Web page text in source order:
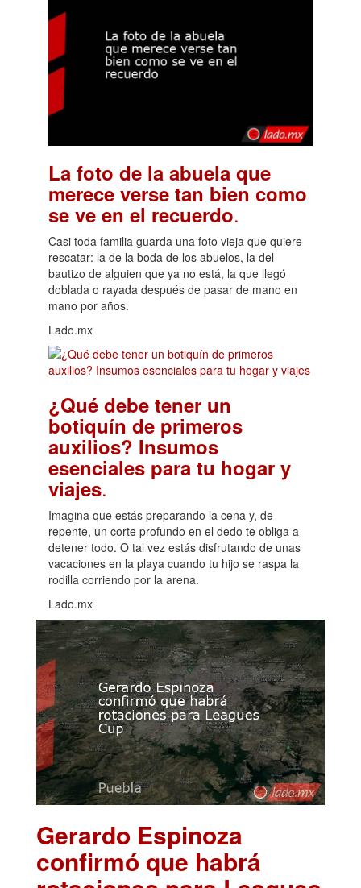
La foto de la abuela que
merece verse tan bien como
se ve en el recuerdo.
Casi toda familia guarda una foto vieja que quiere
rescatar: la de la boda de los abuelos, la del
bautizo de alguien que ya no está, la que llegó
doblada o rayada después de pasar de mano en
mano por años.
Lado.mx
¿Qué debe tener un
botiquín de primeros
auxilios? Insumos
esenciales para tu hogar y
viajes.
Imagina que estás preparando la cena y, de
repente, un corte profundo en el dedo te obliga a
detener todo. O tal vez estás disfrutando de unas
vacaciones en la playa cuando tu hijo se raspa la
rodilla corriendo por la arena.
Lado.mx
Gerardo Espinoza
confirmó que habrá